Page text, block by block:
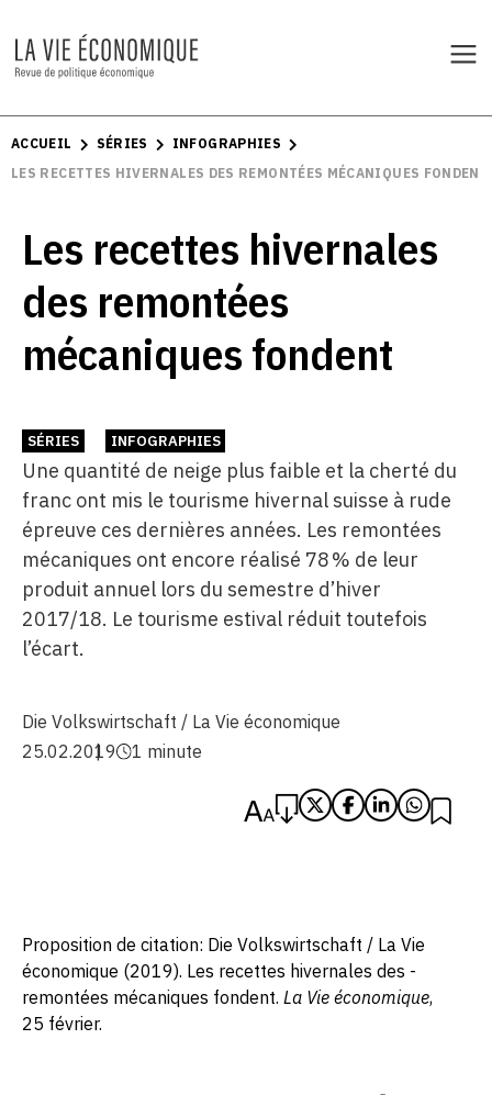
ACCUEIL SÉRIES
INFOGRAPHIES
LES RECETTES HIVERNALES DES ­REMONTÉES MÉCANIQUES FONDENT
Les recettes hivernales
des ­remontées
mécaniques fondent
SÉRIES INFOGRAPHIES
Une quantité de neige plus faible et la cherté du
franc ont mis le tourisme hivernal suisse à rude
épreuve ces dernières années. Les remontées
mécaniques ont encore réalisé 78 % de leur
produit annuel lors du ­semestre d’hiver
2017/18. Le tourisme estival réduit toutefois
l’écart.
Die Volkswirtschaft / La Vie économique
25.02.2019
1 minute
Proposition de citation: Die Volkswirtschaft / La Vie
économique (2019). Les recettes hivernales des ­
remontées mécaniques fondent. La Vie économique,
25 février.